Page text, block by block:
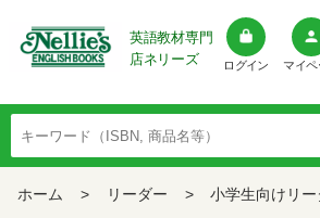
英語教材専門
店ネリーズ
ログイン マイペ
ホーム > リーダー > 小学生向けリー